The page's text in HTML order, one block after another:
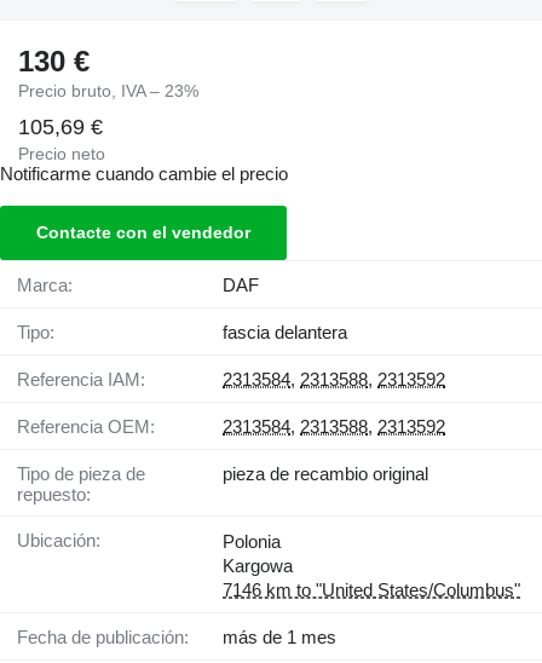
130 €
Precio bruto, IVA – 23%
105,69 €
Precio neto
Notificarme cuando cambie el precio
Contacte con el vendedor
Marca: DAF
Tipo: fascia delantera
Referencia IAM: 2313584, 2313588, 2313592
Referencia OEM: 2313584, 2313588, 2313592
Tipo de pieza de
repuesto:
pieza de recambio original
Ubicación:
Polonia
Kargowa
7146 km to "United States/Columbus"
Fecha de publicación: más de 1 mes